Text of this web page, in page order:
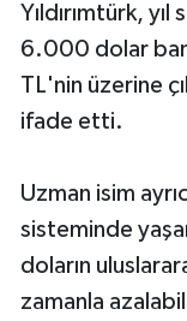
Yıldırımtürk,
6.000 dolar
TL'nin üzerine
ifade etti.
Uzman isim
sisteminde
doların
zamanla